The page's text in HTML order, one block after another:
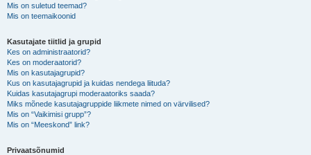
Mis on suletud teemad?
Mis on teemaikoonid
Kasutajate tiitlid ja grupid
Kes on administraatorid?
Kes on moderaatorid?
Mis on kasutajagrupid?
Kus on kasutajagrupid ja kuidas nendega liituda?
Kuidas kasutajagrupi moderaatoriks saada?
Miks mõnede kasutajagruppide liikmete nimed on värvilised?
Mis on “Vaikimisi grupp”?
Mis on “Meeskond” link?
Privaatsõnumid